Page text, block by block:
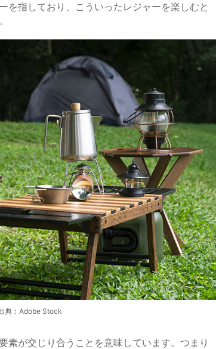
を指しており、こういったレジャーを楽しむと
典：Adobe Stock
素が交じり合うことを意味しています。つまり